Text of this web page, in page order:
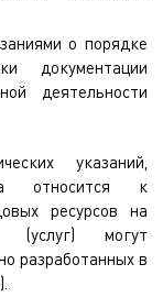
о порядке
документации
деятельности
указаний,
относится к
ресурсов на
(услуг) могут
разработанных в